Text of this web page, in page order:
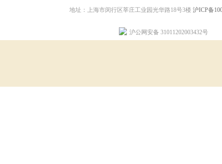
地址：上海市闵行区莘庄工业园光华路18号3楼 沪ICP备
沪公网安备 31011202003432号